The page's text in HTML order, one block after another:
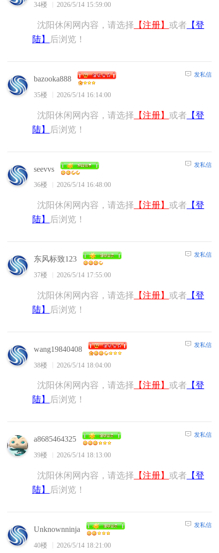
34楼 2026/5/14 15:59:00
沈阳休闲网内容，请选择 【注册】 或者 【登
陆】
后浏览！
bazooka888
35楼 2026/5/14 16:14:00
发私信
沈阳休闲网内容，请选择 【注册】 或者 【登
陆】
后浏览！
seevvs
36楼 2026/5/14 16:48:00
发私信
沈阳休闲网内容，请选择 【注册】 或者 【登
陆】
后浏览！
东风标致123
37楼 2026/5/14 17:55:00
发私信
沈阳休闲网内容，请选择 【注册】 或者 【登
陆】
后浏览！
wang19840408
38楼 2026/5/14 18:04:00
发私信
沈阳休闲网内容，请选择 【注册】 或者 【登
陆】
后浏览！
a8685464325
39楼 2026/5/14 18:13:00
发私信
沈阳休闲网内容，请选择 【注册】 或者 【登
陆】
后浏览！
Unknownninja
40楼 2026/5/14 18:21:00
发私信